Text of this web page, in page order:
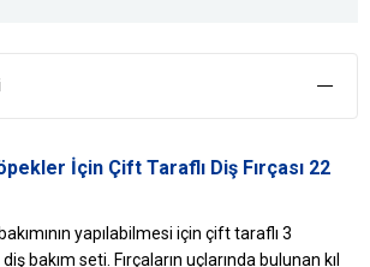
İçin Çift Taraflı Diş Fırçası 22
yapılabilmesi için çift taraflı 3
bakım seti. Fırçaların uçlarında bulunan kıl